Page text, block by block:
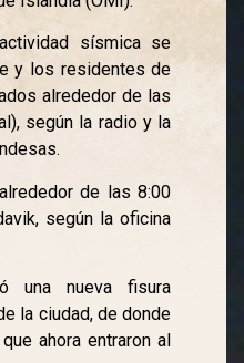
sísmica se
y los residentes de
alrededor de las
según la radio y la
de las 8:00
según la oficina
una nueva fisura
la ciudad, de donde
ahora entraron al